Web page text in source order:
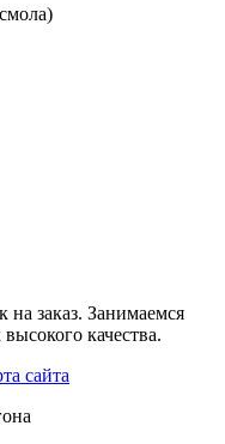
на заказ. Занимаемся
качества.
сайта